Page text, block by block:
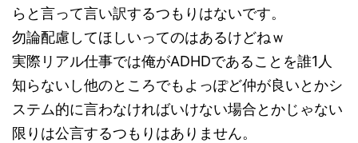
らと言って言い訳するつもりはないです。
勿論配慮してほしいってのはあるけどねｗ
実際リアル仕事では俺がADHDであることを誰1人
知らないし他のところでもよっぽど仲が良いとかシ
ステム的に言わなければいけない場合とかじゃない
限りは公言するつもりはありません。